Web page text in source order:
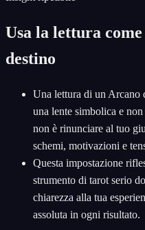
Usa la lettura
destino
Una lettura di un Arcano
una lente simbolica e
non è rinunciare al tuo
schemi, motivazioni e
Questa impostazione
strumento di tarot serio
chiarezza alla tua
assoluta in ogni risultato.